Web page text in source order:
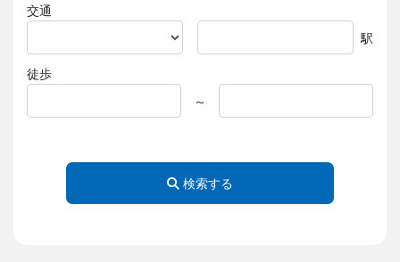
交通
駅
徒歩
～
検索する